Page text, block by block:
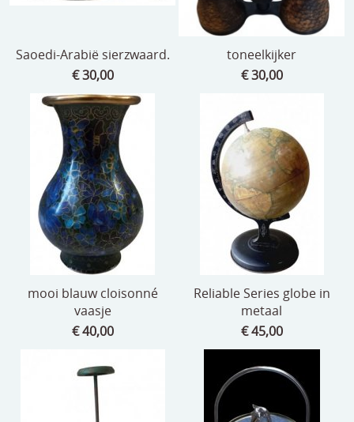
Saoedi-Arabië sierzwaard.
€ 30,00
toneelkijker
€ 30,00
mooi blauw cloisonné
vaasje
€ 40,00
Reliable Series globe in
metaal
€ 45,00